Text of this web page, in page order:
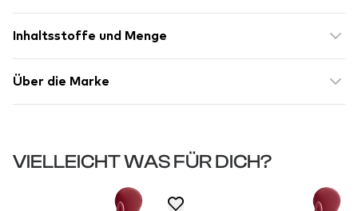
Inhaltsstoffe und Menge
Über die Marke
VIELLEICHT WAS FÜR DICH?